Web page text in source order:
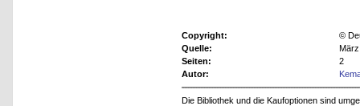
Copyright:
©
Quelle:
Seiten:
2
Autor:
Die Bibliothek und die Kaufoptionen sind